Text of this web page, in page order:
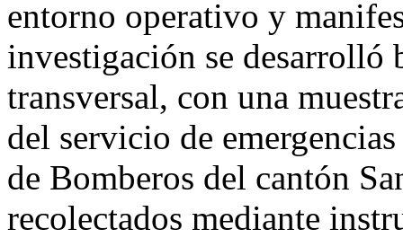
entorno operativo y
investigación se
transversal, con una
del servicio de
de Bomberos del cantón
recolectados mediante